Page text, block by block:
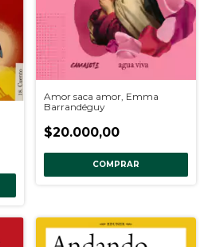
Amor saca amor, Emma
Barrandéguy
$20.000,00
COMPRAR